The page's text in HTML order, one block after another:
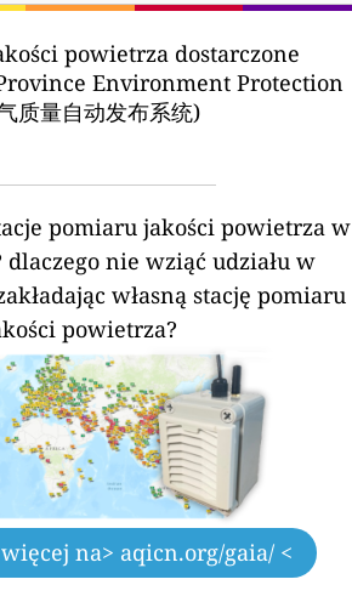
powietrza dostarczone
Environment Protection
质量自动发布系统)
pomiaru jakości powietrza w
dlaczego nie wziąć udziału w
własną stację pomiaru
powietrza?
na> aqicn.org/gaia/ <